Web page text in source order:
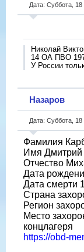
Дата: Суббота,
Николай
14 ОА ПВО
У России
Назаров
Дата: Суббота,
Фамилия
Имя Дмитрий
Отчество
Дата
Дата смерти
Страна
Регион
Место
концлагеря
https://obd-